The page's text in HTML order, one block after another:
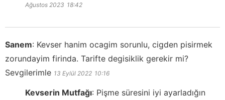
Ağustos 2023 18:42
Sanem: Kevser hanim ocagim sorunlu, cigden pisirmek
zorundayim firinda. Tarifte degisiklik gerekir mi?
Sevgilerimle 13 Eylül 2022 10:16
Kevserin Mutfağı: Pişme süresini iyi ayarladığın